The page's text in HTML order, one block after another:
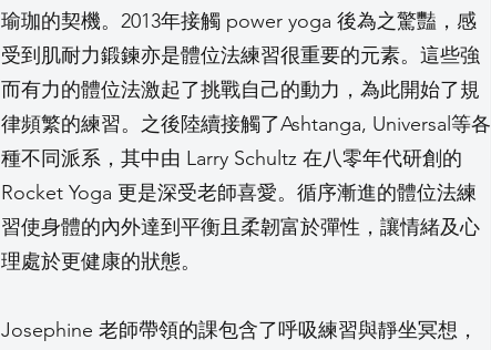
瑜珈的契機。2013年接觸 power yoga 後為之驚豔，感
受到肌耐力鍛鍊亦是體位法練習很重要的元素。這些強
而有力的體位法激起了挑戰自己的動力，為此開始了規
律頻繁的練習。之後陸續接觸了Ashtanga, Universal等各
種不同派系，其中由 Larry Schultz 在八零年代研創的
Rocket Yoga 更是深受老師喜愛。循序漸進的體位法練
習使身體的內外達到平衡且柔韌富於彈性，讓情緒及心
理處於更健康的狀態。
Josephine 老師帶領的課包含了呼吸練習與靜坐冥想，